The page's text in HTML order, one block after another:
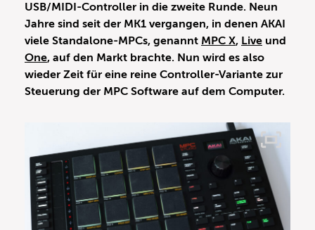
USB/MIDI-Controller in die zweite Runde. Neun
Jahre sind seit der MK1 vergangen, in denen AKAI
viele Standalone-MPCs, genannt MPC X, Live und
One, auf den Markt brachte. Nun wird es also
wieder Zeit für eine reine Controller-Variante zur
Steuerung der MPC Software auf dem Computer.